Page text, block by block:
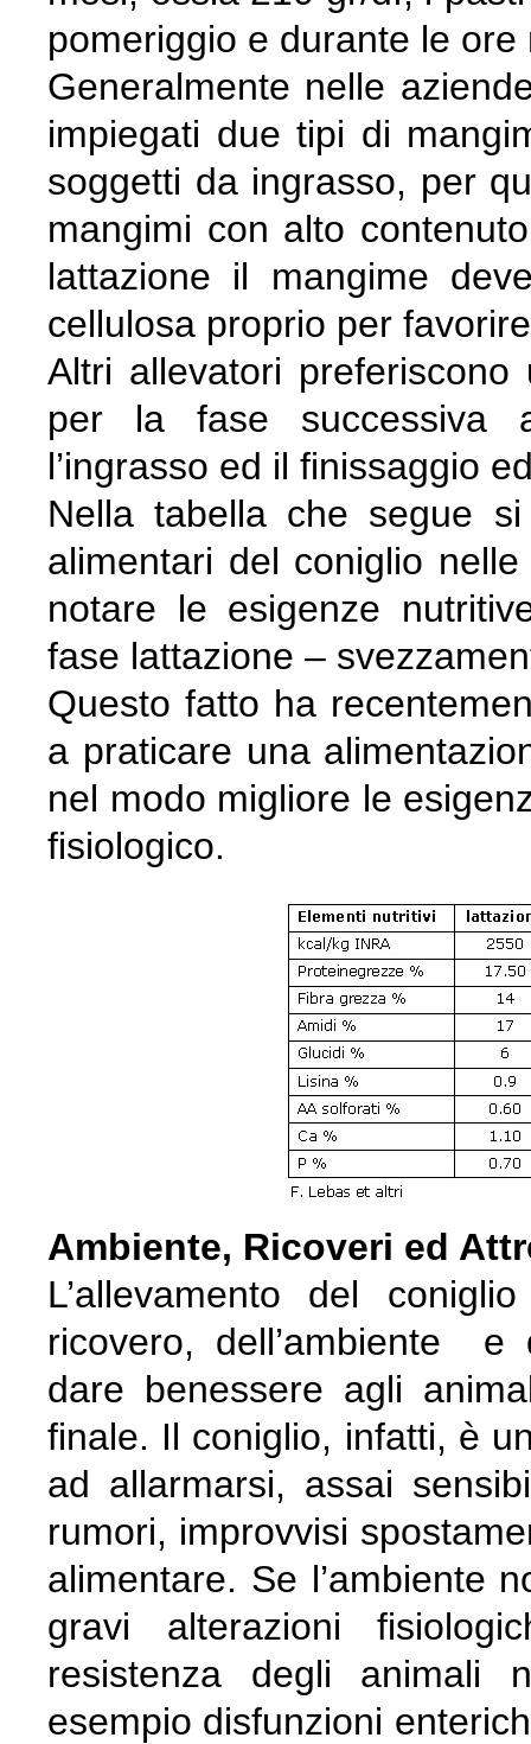
pomeriggio e durante le ore
Generalmente nelle
impiegati due tipi di
soggetti da ingrasso, per
mangimi con alto
lattazione il mangime
cellulosa proprio per
Altri allevatori
per la fase successiva
l’ingrasso ed il finissaggio
Nella tabella che segue
alimentari del coniglio
notare le esigenze
fase lattazione –
Questo fatto ha
a praticare una
nel modo migliore le
fisiologico.
Ambiente, Ricoveri ed
L’allevamento del
ricovero, dell’ambiente e
dare benessere agli
finale. Il coniglio, infatti, è
ad allarmarsi, assai
rumori, improvvisi
alimentare. Se l’ambiente
gravi alterazioni
resistenza degli animali
esempio disfunzioni